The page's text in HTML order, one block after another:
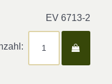
EV 6713-2